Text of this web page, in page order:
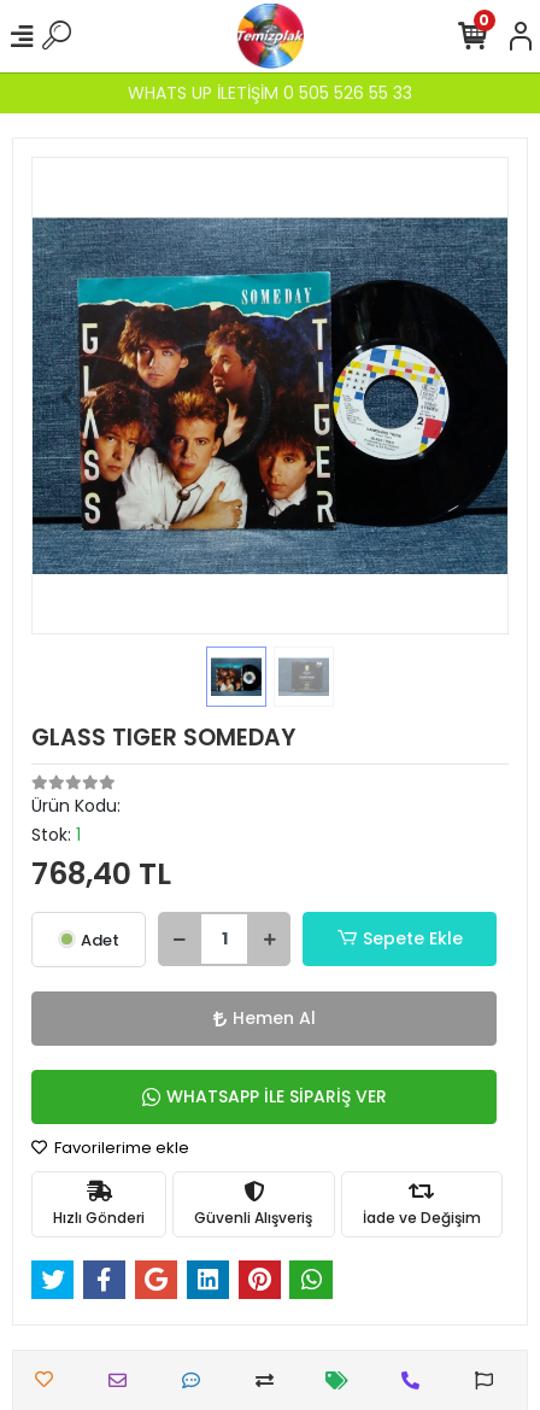
WHATS UP İLETİŞİM 0 505 526 55 33
0
GLASS TIGER SOMEDAY
Ürün Kodu:
Stok: 1
768,40 TL
Adet Sepete Ekle
Hemen Al
WHATSAPP İLE SİPARİŞ VER
Favorilerime ekle
Hızlı Gönderi Güvenli Alışveriş İade ve Değişim